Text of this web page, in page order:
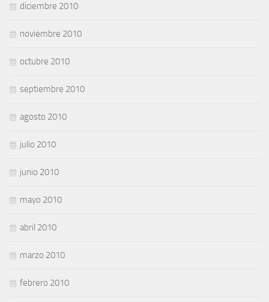
diciembre 2010
noviembre 2010
octubre 2010
septiembre 2010
agosto 2010
julio 2010
junio 2010
mayo 2010
abril 2010
marzo 2010
febrero 2010